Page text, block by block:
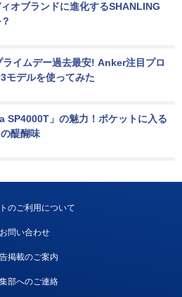
オブランドに進化するSHANLING
イムデー過去最安! Anker注目プロ
モデルを使ってみた
SP4000T」の魅力！ポケットに入る
醍醐味
のご利用について
お問い合わせ
掲載のご案内
部へのご連絡